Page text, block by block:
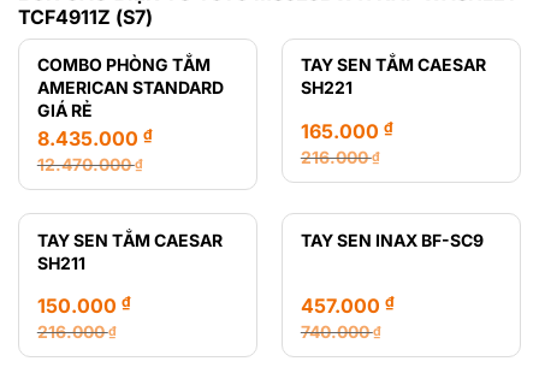
TCF4911Z (S7)
COMBO PHÒNG TẮM
AMERICAN STANDARD
GIÁ RẺ
12.470.000₫
Giá
gốc
là:
12.470.000 ₫.
8.435.000 ₫
Giá
hiện
tại
là:
TAY SEN TẮM CAESAR
SH221
216.000₫
Giá
216.000 ₫.
165.000 ₫
Giá
là:
TAY SEN TẮM CAESAR
SH211
216.000₫
Giá
150.000 ₫
Giá
TAY SEN INAX BF-SC9
740.000₫
Giá
457.000 ₫
Giá